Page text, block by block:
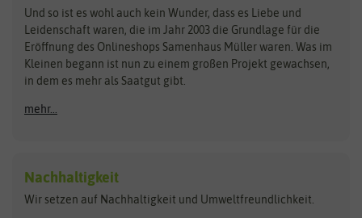
Zimmer & Kübelpflanzen
Kataloge
Schnäppchen
Anzucht & Gartenzubehör
Anzuchtschalen
Heizmatte & Heizkabel
Kokos-Quelltabletten
BIOWOL
Blumicorn
Bûten Birds
Carl Pabst
Feldsaaten Freudenberger
Fertil
Flora Elite
Florissa Hortitops
Und so ist es wohl auch kein Wunder, dass es Liebe und
Leidenschaft waren, die im Jahr 2003 die Grundlage für die
Eröffnung des Onlineshops Samenhaus Müller waren. Was im
Kleinen begann ist nun zu einem großen Projekt gewachsen,
in dem es mehr als Saatgut gibt.
mehr...
Nachhaltigkeit
Wir setzen auf Nachhaltigkeit und Umweltfreundlichkeit.